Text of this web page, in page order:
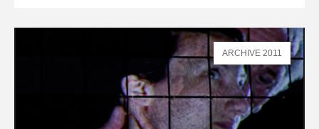
ARCHIVE 2011